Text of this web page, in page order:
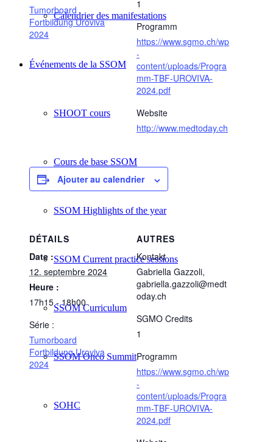
Calendrier des manifestations
Événements de la SSOM
SHOOT cours
Cours de base SSOM
SSOM Highlights of the year
SSOM Current practice sessions
SSOM Curriculum
SSOM Onco Summit
SOHC
Tumorboard
Fortbildung Uroviva
2024
1
Programm
https://www.sgmo.ch/wp
-
content/uploads/Progra
mm-TBF-UROVIVA-
2024.pdf
Website
http://www.medtoday.ch
Ajouter au calendrier
DÉTAILS
Date :
12. septembre 2024
Heure :
17h15 - 18h00
Série :
Tumorboard
Fortbildung Uroviva
2024
AUTRES
Kontakt
Gabriella Gazzoli,
gabriella.gazzoli@medt
oday.ch
SGMO Credits
1
Programm
https://www.sgmo.ch/wp
-
content/uploads/Progra
mm-TBF-UROVIVA-
2024.pdf